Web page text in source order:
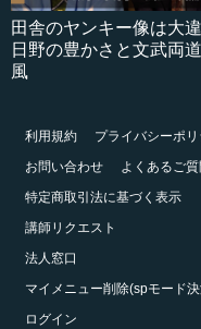
田舎のヤンキー像は大
日野の豊かさと文武両
風
利用規約
プライバシーポリ
お問い合わせ
よくあるご質
特定商取引法に基づく表示
講師リクエスト
法人窓口
マイメニュー削除(spモード
ログイン